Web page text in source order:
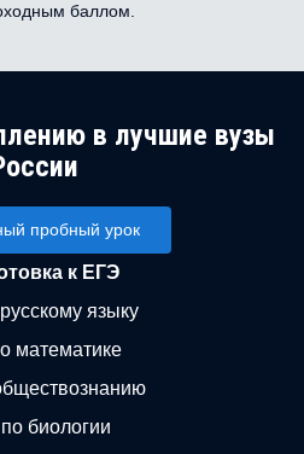
баллом.
в лучшие вузы
пробный урок
к ЕГЭ
языку
математике
биологии